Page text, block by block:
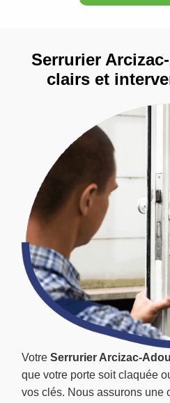
Votre Serrurier Arcizac-
que votre porte soit claquée
vos clés. Nous assurons une
Serrurier
clairs et